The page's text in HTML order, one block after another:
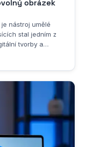
obrázek
nástroj umělé
stal jedním z
tvorby a
název, slovo